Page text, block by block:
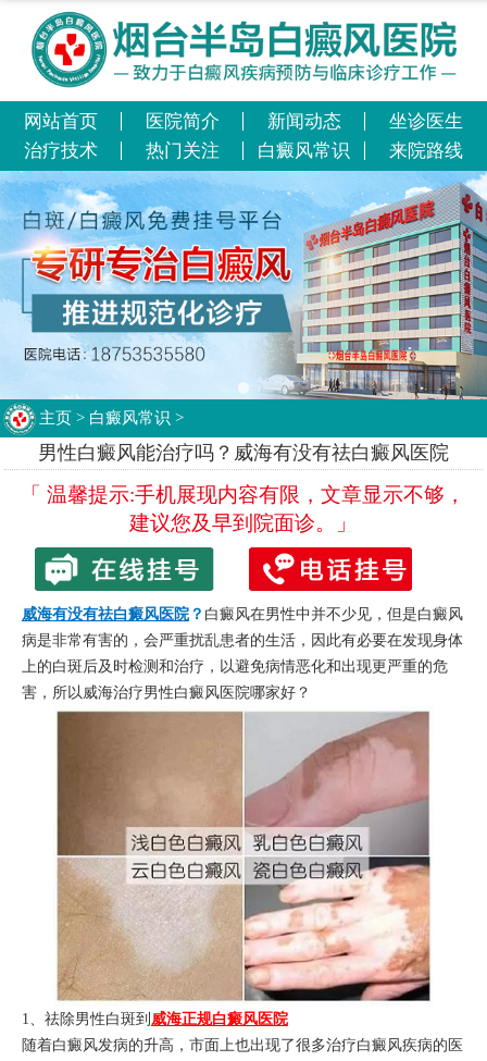
网站首页 医院简介 新闻动态
坐诊医生
治疗技术
热门关注 白癜风常识 来院路线
主页 > 白癜风常识 >
男性白癜风能治疗吗？威海有没有祛白癜风医院
「 温馨提示:手机展现内容有限，文章显示不够，
建议您及早到院面诊。」
威海有没有祛白癜风医院？ 白癜风在男性中并不少见，但是白癜风
病是非常有害的，会严重扰乱患者的生活，因此有必要在发现身体
上的白斑后及时检测和治疗，以避免病情恶化和出现更严重的危
害，所以威海治疗男性白癜风医院哪家好？
1、祛除男性白斑到 威海正规白癜风医院
随着白癜风发病的升高，市面上也出现了很多治疗白癜风疾病的医